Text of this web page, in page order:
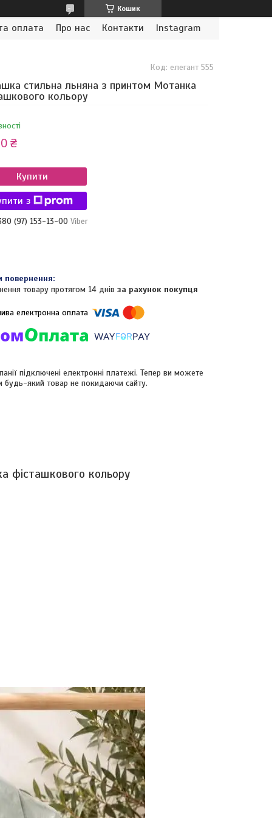
Кошик
оплата Про нас Контакти Instagram
стильна льняна з принтом Мотанка
кольору
Код: елегант 555
₴
Купити
з
(97) 153-13-00 Viber
товару протягом 14 днів за рахунок покупця
підключені електронні платежі. Тепер ви можете
будь-який товар не покидаючи сайту.
фісташкового кольору